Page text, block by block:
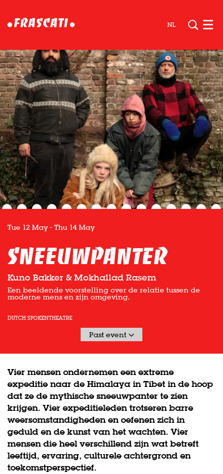
NL
Sneeuwpanter
Kuno Bakker & Mokhallad Rasem
Tue 12 May- Thu 14 May
Een beeldende voorstelling over de relatie tussen de
moderne mens en zijn omgeving.
DUTCH SPOKENTHEATRE
Past event
Vier mensen ondernemen een extreme
expeditie naar de Himalaya in Tibet in de hoop
dat ze de mythische sneeuwpanter te zien
krijgen. Vier expeditieleden trotseren barre
weersomstandigheden en oefenen zich in
geduld en de kunst van het wachten. Vier
mensen die heel verschillend zijn wat betreft
leeftijd, ervaring, culturele achtergrond en
toekomstperspectief.